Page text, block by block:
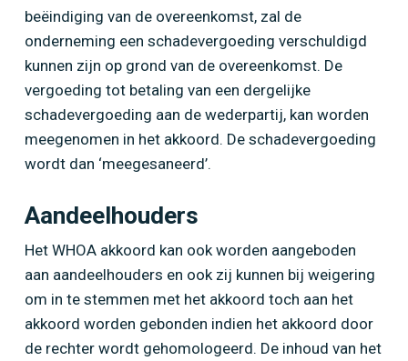
beëindiging van de overeenkomst, zal de
onderneming een schadevergoeding verschuldigd
kunnen zijn op grond van de overeenkomst. De
vergoeding tot betaling van een dergelijke
schadevergoeding aan de wederpartij, kan worden
meegenomen in het akkoord. De schadevergoeding
wordt dan ‘meegesaneerd’.
Aandeelhouders
Het WHOA akkoord kan ook worden aangeboden
aan aandeelhouders en ook zij kunnen bij weigering
om in te stemmen met het akkoord toch aan het
akkoord worden gebonden indien het akkoord door
de rechter wordt gehomologeerd. De inhoud van het